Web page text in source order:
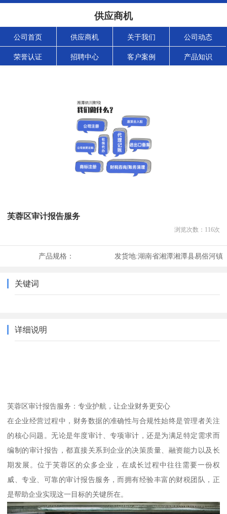
供应商机
公司首页 供应商机 关于我们 公司动态
荣誉认证 招聘中心 客户案例 产品知识
芙蓉区审计报告服务
浏览次数： 116次
产品规格： 发货地:湖南省湘潭湘潭县易俗河镇
关键词
详细说明
芙蓉区审计报告服务：专业护航，让企业财务更安心
在企业经营过程中，财务数据的准确性与合规性始终是管理者关注
的核心问题。无论是年度审计、专项审计，还是为满足特定需求而
编制的审计报告，都直接关系到企业的决策质量、融资能力以及长
期发展。位于芙蓉区的众多企业，在成长过程中往往需要一份权
威、专业、可靠的审计报告服务，而拥有经验丰富的财税团队，正
是帮助企业实现这一目标的关键所在。